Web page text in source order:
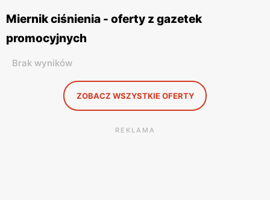
Miernik ciśnienia - oferty z gazetek
promocyjnych
Brak wyników
ZOBACZ WSZYSTKIE OFERTY
REKLAMA